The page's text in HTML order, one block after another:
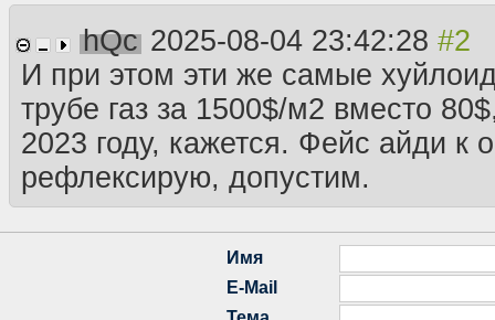
hQc 2025-08-04 23:42:28
И при этом эти же самые
трубе газ за 1500$/м2 вместо
2023 году, кажется. Фейс айди к
рефлексирую, допустим.